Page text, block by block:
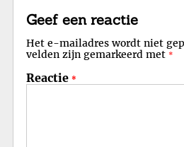
Geef een reactie
Het e-mailadres wordt niet
velden zijn gemarkeerd met *
Reactie *